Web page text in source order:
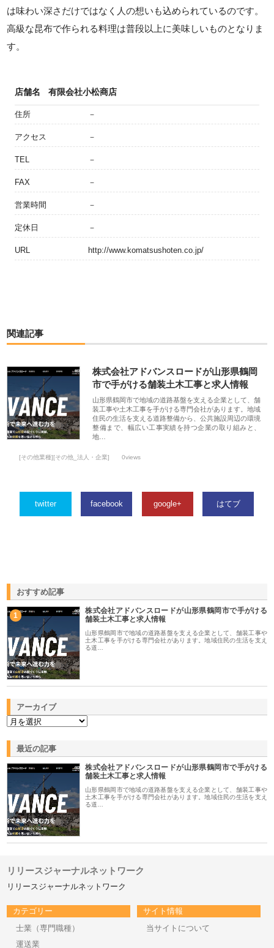
は味わい深さだけではなく人の想いも込められているのです。
高級な昆布で作られる料理は普段以上に美味しいものとなりま
す。
店舗名 有限会社小松商店
住所 －
アクセス －
TEL －
FAX －
営業時間 －
定休日 －
URL http://www.komatsushoten.co.jp/
関連記事
株式会社アドバンスロードが山形県鶴岡
市で手がける舗装土木工事と求人情報
山形県鶴岡市で地域の道路基盤を支える企業として、舗
装工事や土木工事を手がける専門会社があります。地域
住民の生活を支える道路整備から、公共施設周辺の環境
整備まで、幅広い工事実績を持つ企業の取り組みと、
地…
[その他業種][その他_法人・企業] 0views
twitter facebook google+ はてブ
おすすめ記事
1
株式会社アドバンスロードが山形県鶴岡市で手がける
舗装土木工事と求人情報
山形県鶴岡市で地域の道路基盤を支える企業として、舗装工事や
土木工事を手がける専門会社があります。地域住民の生活を支え
る道…
アーカイブ
最近の記事
株式会社アドバンスロードが山形県鶴岡市で手がける
舗装土木工事と求人情報
山形県鶴岡市で地域の道路基盤を支える企業として、舗装工事や
土木工事を手がける専門会社があります。地域住民の生活を支え
る道…
リリースジャーナルネットワーク
リリースジャーナルネットワーク
カテゴリー
士業（専門職種）
運送業
サイト情報
当サイトについて